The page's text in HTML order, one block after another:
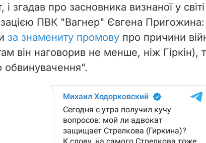
і згадав про засновника визнаної у
ПВК "Вагнер" Євгена
за знамениту промову про причини
він наговорив не менше, ніж Гіркін),
обвинувачення".